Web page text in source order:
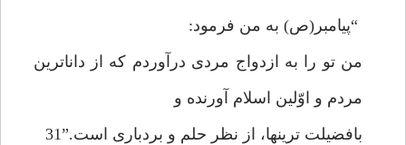
“پيامبر(ص) به من فرمود:
من تو را به ازدواج مردى درآوردم كه از داناترين
مردم و اوّلين اسلام آورنده و
بافضيلت ترينها، از نظر حلم و بردبارى است.”31